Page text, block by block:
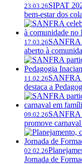
23.03.26SIPAT
bem-estar dos
17.03.26SANFRA
aberto à
11.02.26SANFRA
destaca a
09.02.26SANFRA
promove
02.02.26
Jornada de